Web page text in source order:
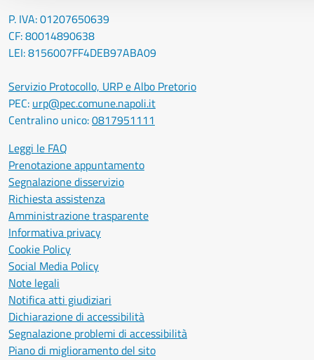
P. IVA: 01207650639
CF: 80014890638
LEI: 8156007FF4DEB97ABA09
Servizio Protocollo, URP e Albo Pretorio
PEC: urp@pec.comune.napoli.it
Centralino unico:0817951111
Leggi le FAQ
Prenotazione appuntamento
Segnalazione disservizio
Richiesta assistenza
Amministrazione trasparente
Informativa privacy
Cookie Policy
Social Media Policy
Note legali
Notifica atti giudiziari
Dichiarazione di accessibilità
Segnalazione problemi di accessibilità
Piano di miglioramento del sito